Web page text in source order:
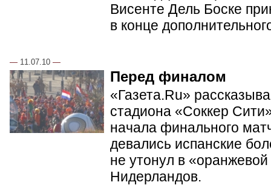
Висенте Дель Боске
в конце
— 11.07.10 —
Перед финалом
«Газета.Ru»
стадиона «Соккер
начала финального
девались испанские
не утонул в
Нидерландов.